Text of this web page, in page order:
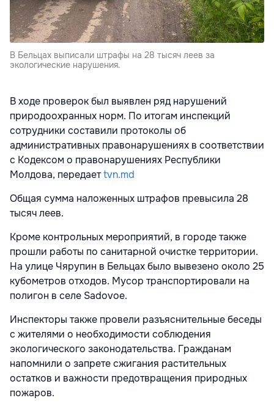
В Бельцах выписали штрафы на 28 тысяч леев за
экологические нарушения.
В ходе проверок был выявлен ряд нарушений
природоохранных норм. По итогам инспекций
сотрудники составили протоколы об
административных правонарушениях в соответствии
с Кодексом о правонарушениях Республики
Молдова, передаетtvn.md
Общая сумма наложенных штрафов превысила 28
тысяч леев.
Кроме контрольных мероприятий, в городе также
прошли работы по санитарной очистке территории.
На улице Чярупин в Бельцах было вывезено около 25
кубометров отходов. Мусор транспортировали на
полигон в селе Sadovoe.
Инспекторы также провели разъяснительные беседы
с жителями о необходимости соблюдения
экологического законодательства. Гражданам
напомнили о запрете сжигания растительных
остатков и важности предотвращения природных
пожаров.